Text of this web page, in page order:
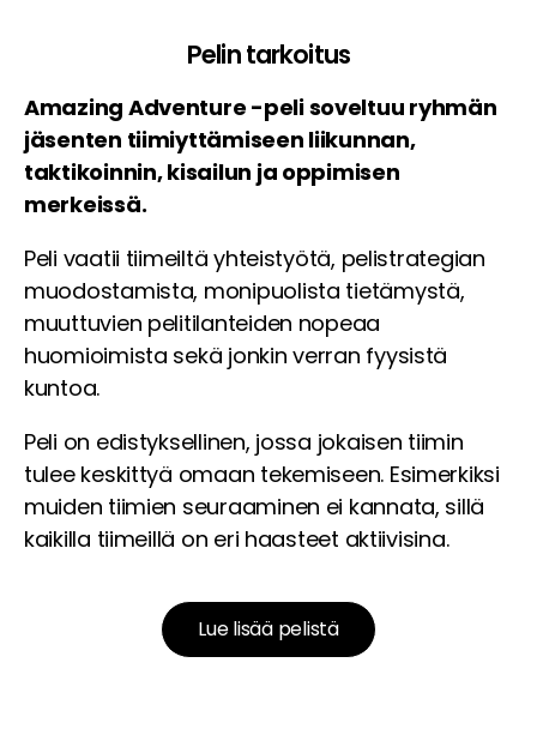
Pelin tarkoitus
Amazing Adventure -peli soveltuu ryhmän
jäsenten tiimiyttämiseen liikunnan,
taktikoinnin, kisailun ja oppimisen
merkeissä.
Peli vaatii tiimeiltä yhteistyötä, pelistrategian
muodostamista, monipuolista tietämystä,
muuttuvien pelitilanteiden nopeaa
huomioimista sekä jonkin verran fyysistä
kuntoa.
Peli on edistyksellinen, jossa jokaisen tiimin
tulee keskittyä omaan tekemiseen. Esimerkiksi
muiden tiimien seuraaminen ei kannata, sillä
kaikilla tiimeillä on eri haasteet aktiivisina.
Lue lisää pelistä